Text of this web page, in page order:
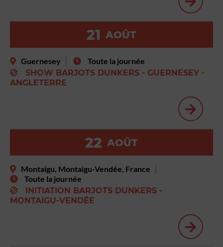
21 AOÛT
Guernesey
Toute la journée
SHOW BARJOTS DUNKERS - GUERNESEY -
ANGLETERRE
22 AOÛT
Montaigu, Montaigu-Vendée, France
Toute la journée
INITIATION BARJOTS DUNKERS -
MONTAIGU-VENDÉE